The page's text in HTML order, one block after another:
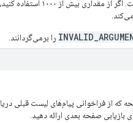
حداکثر مقدار ۱۰۰۰ است. اگر از مقداری بیش
را برمی‌گردانند.
که از فراخوانی پیام‌های لیست قبلی
بازیابی صفحه بعدی ارائه دهید.